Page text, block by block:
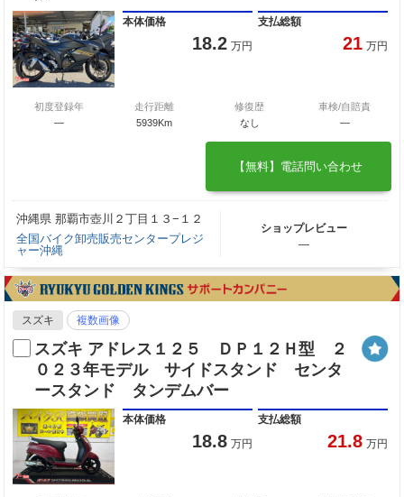
本体価格
18.2 万円
支払総額
21 万円
初度登録年
―
走行距離
5939Km
修復歴
なし
車検/自賠責
―
【無料】電話問い合わせ
沖縄県 那覇市壺川２丁目１３−１２
全国バイク卸売販売センタープレジ
ャー沖縄
ショップレビュー
―
スズキ 複数画像
スズキ アドレス１２５ ＤＰ１２Ｈ型 ２
０２３年モデル サイドスタンド センタ
ースタンド タンデムバー
本体価格
18.8 万円
支払総額
21.8 万円